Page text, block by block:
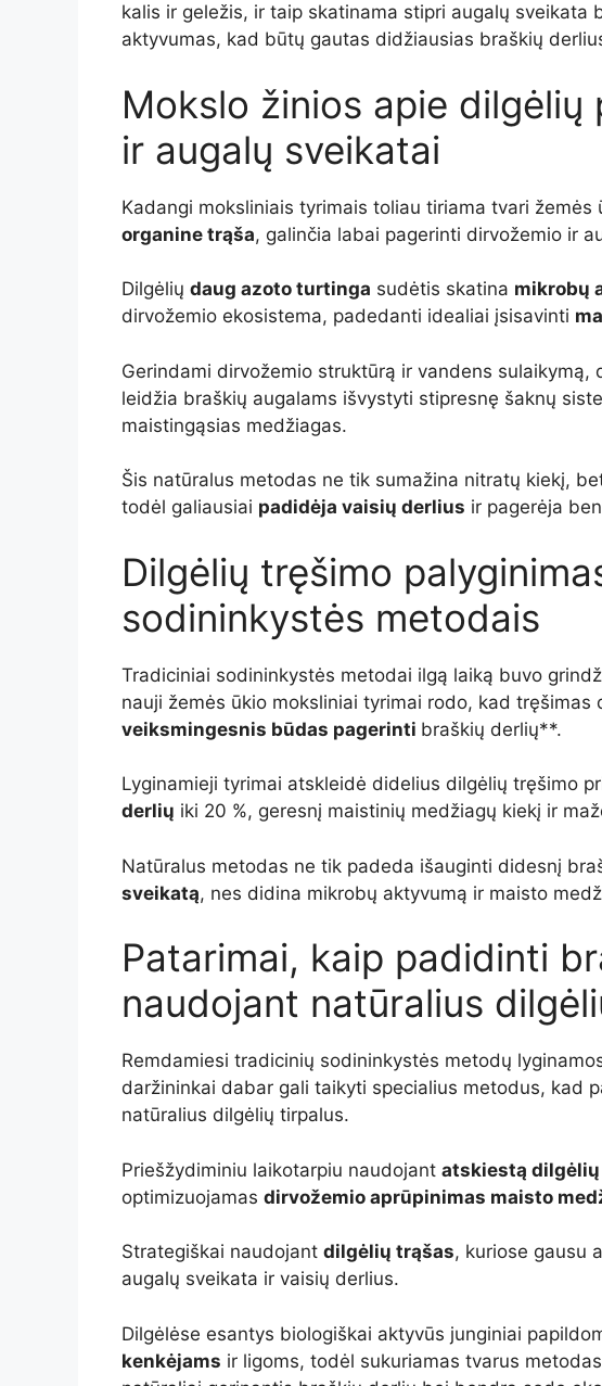
kalis ir geležis, ir taip skatinama stipri augalų sveikata
aktyvumas, kad būtų gautas didžiausias braškių
Mokslo žinios apie dilgėlių
ir augalų sveikatai
Kadangi moksliniais tyrimais toliau tiriama tvari
organine trąša, galinčia labai pagerinti dirvožemio ir
Dilgėlių daug azoto turtinga sudėtis skatina mikrobų
dirvožemio ekosistema, padedanti idealiai įsisavinti
Gerindami dirvožemio struktūrą ir vandens sulaikymą,
leidžia braškių augalams išvystyti stipresnę šaknų
maistingąsias medžiagas.
Šis natūralus metodas ne tik sumažina nitratų kiekį,
todėl galiausiai padidėja vaisių derlius ir pagerėja
Dilgėlių tręšimo
sodininkystės metodais
Tradiciniai sodininkystės metodai ilgą laiką buvo
nauji žemės ūkio moksliniai tyrimai rodo, kad tręšimas
veiksmingesnis būdas pagerinti braškių derlių**.
Lyginamieji tyrimai atskleidė didelius dilgėlių tręšimo
derlių iki 20 %, geresnį maistinių medžiagų kiekį ir
Natūralus metodas ne tik padeda išauginti didesnį
sveikatą, nes didina mikrobų aktyvumą ir maisto
Patarimai, kaip padidinti
naudojant natūralius
Remdamiesi tradicinių sodininkystės metodų
daržininkai dabar gali taikyti specialius metodus, kad
natūralius dilgėlių tirpalus.
Priešžydiminiu laikotarpiu naudojant atskiestą
optimizuojamas dirvožemio aprūpinimas maisto
Strategiškai naudojant dilgėlių trąšas, kuriose gausu
augalų sveikata ir vaisių derlius.
Dilgėlėse esantys biologiškai aktyvūs junginiai
kenkėjams ir ligoms, todėl sukuriamas tvarus